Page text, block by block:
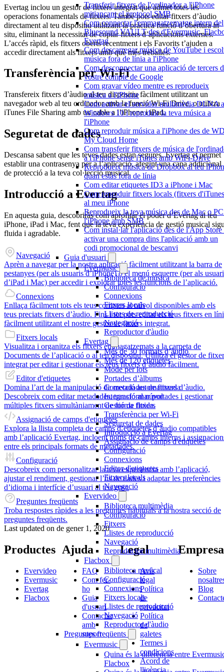
Transferir fitxers de l'ordinador a l'iPhone
mitjançant el protocol SMB
Com connectar l'emmagatzematge intern del
Bluesound VAULT des d'Evermusic,
Evertag
Com descarregar música de YouTube i
música fora de línia a l'iPhone
Com desconnectar una aplicació de tercers
vostre compte de Google
Com gravar vídeo mentre es reprodueix
música a l'iPhone
Com activar el servidor multimèdia DLNA a
Windows 10 i reproduir la teva música a
l'iPhone
Com reproduir música a l'iPhone des de
My Cloud Home
Com transferir fitxers de música de
a l'iPhone sense iTunes amb WiFi-Drive
Reprodueix música de Dropbox al teu
quan estàs fora de línia
Com editar etiquetes ID3 a iPhone i Mac
Com reproduir fitxers locals (fitxers
al meu iPhone
Reprodueix la teva música des de Mac o
l'iPhone amb SMB
Com instal·lar l'aplicació des de l'App Store
activar una compra dins l'aplicació amb un
codi promocional de bescanvi
Guia d'usuari
Evermusic
Biblioteca de música
Configuració
Connexions
Fitxers locals
Llistes de reproducció
Navegació
Reproductor d'àudio
Evertag
Més de 30 formats d’àudio
Més de 120 etiquetes
Mode per lots
Portades d’àlbums
Correcció automatitzada
Integració al núvol
Gestió de fitxers
Transferència per Wi-Fi
Seguretat de dades
Introducció a Evertag
Assignació de camps d'etiquetes
Configuració
Connexions
Editor d'etiquetes
Fitxers locals
Navegació
Evervideo
Biblioteca multimèdia
Configuració
Fitxers
Llistes de reproducció
Navegació
Reproductor multimèdia
Flacbox
Biblioteca musical
Configuració
Connexions
Fitxers locals
Llistes de reproducció
Navegació
Reproductor d'àudio
Preguntes freqüents
Evermusic
Quina és la diferència entre
Flacbox
Evertag inclou un gestor de fitxers integrat que admet totes les
operacions fonamentals de fitxers. També pots editar fitxers d’àudio
directament al teu dispositiu utilitzant la pràctica funció d’obertura in
situ, eliminant la necessitat de copiar fitxers d’aplicacions externes.
L’accés ràpid, els fitxers oberts recentment i els Favorits t’ajuden a
accedir directament als fitxers amb què més treballes.
Transferència per Wi-Fi
Transfereix fitxers d’àudio al teu dispositiu fàcilment utilitzant un
navegador web al teu ordinador amb la funció Wi-Fi Drive, o utilitza
iTunes File Sharing amb un cable a l’iPhone i iPad.
Seguretat de dades
Descansa sabent que les teves dades estan segures. Evertag et permet
establir una contrasenya per a l’aplicació, afegint una capa addicional
de protecció a la teva col·lecció musical.
Introducció a Evertag
En aquesta guia, descobriràs com aprofitar el poder d’Evertag al teu
iPhone, iPad i Mac, fent que la teva experiència de gestió musical
fluida i agradable.
Navegació
Aprèn a navegar per la nostra aplicació fàcilment utilitzant la barra de
pestanyes (per als usuaris d’iPhone) o el menú esquerre (per als
d’iPad i Mac) per accedir i explorar totes les funcions de l’aplicació.
Connexions
Enllaça fàcilment tots els teus comptes al núvol disponibles amb els
teus preciats fitxers d’àudio. Fins i tot pots editar els teus fitxers en
fàcilment utilitzant el nostre gestor de fitxers integrat.
Fitxers locals
Visualitza i organitza els fitxers emmagatzemats a la carpeta de
Documents de l’aplicació o al teu dispositiu. Utilitza el gestor de
integrat per editar i gestionar els teus fitxers d’àudio fàcilment.
Editor d'etiquetes
Domina l’art de la manipulació de metadades de fitxers d’àudio.
Descobreix com editar metadades, transformar portades i gestionar
múltiples fitxers simultàniament de forma fluida.
Assignació de camps d'etiquetes
Explora la llista completa de camps d’etiquetes d’àudio compatibles
amb l’aplicació Evertag, incloent noms de camps interns i
entre els principals formats de metadades.
Configuració
Descobreix com personalitzar la teva experiència amb l’aplicació,
ajustar el rendiment, gestionar l’ús de dades i adaptar les preferències
d’idioma i interfície d’usuari al teu gust.
Preguntes freqüents
Troba respostes ràpides a les preguntes habituals a la nostra secció de
preguntes freqüents.
Last updated on de gener 1, 2020
Productes
Evervideo
Evermusic
Evertag
Flacbox
Ajuda
FAQ
Com fer-
ho
Guia
d'usuari
Contactar
amb
suport
Legal
Avís
legal
Política
de
privacitat
Política
de
galetes
Termes i
condicions
Acord de
llicència
Empresa
Sobre
Blog